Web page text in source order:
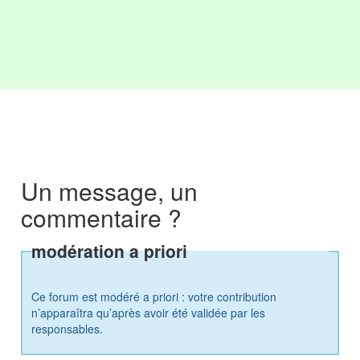
Un message, un
commentaire ?
modération a priori
Ce forum est modéré a priori : votre contribution
n’apparaîtra qu’après avoir été validée par les
responsables.